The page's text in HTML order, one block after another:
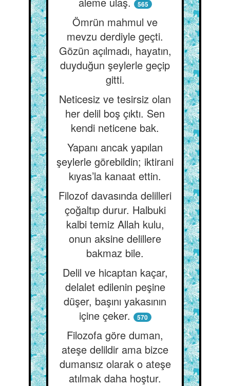
565
Ömrün mahmul ve
mevzu derdiyle geçti.
Gözün açılmadı, hayatın,
duyduğun şeylerle geçip
gitti.
Neticesiz ve tesirsiz olan
her delil boş çıktı. Sen
kendi neticene bak.
Yapanı ancak yapılan
şeylerle görebildin; iktirani
kıyas’la kanaat ettin.
Filozof davasında delilleri
çoğaltıp durur. Halbuki
kalbi temiz Allah kulu,
onun aksine delillere
bakmaz bile.
Delil ve hicaptan kaçar,
delalet edilenin peşine
düşer, başını yakasının
içine çeker.
570
Filozofa göre duman,
ateşe delildir ama bizce
dumansız olarak o ateşe
atılmak daha hoştur.